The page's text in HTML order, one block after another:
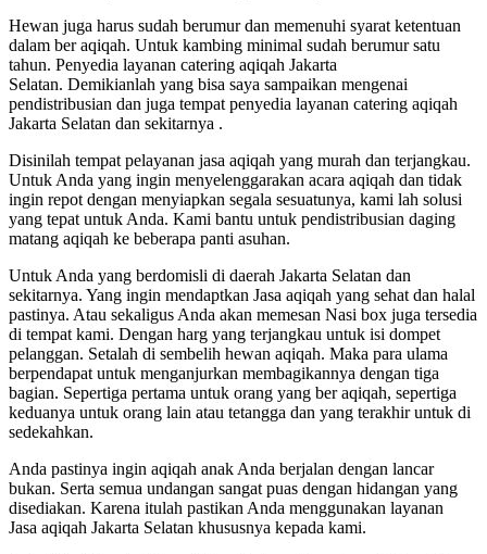
Hewan juga harus sudah berumur dan memenuhi syarat ketentuan
dalam ber aqiqah. Untuk kambing minimal sudah berumur satu
tahun. Penyedia layanan catering aqiqah Jakarta
Selatan. Demikianlah yang bisa saya sampaikan mengenai
pendistribusian dan juga tempat penyedia layanan catering aqiqah
Jakarta Selatan dan sekitarnya .
Disinilah tempat pelayanan jasa aqiqah yang murah dan terjangkau.
Untuk Anda yang ingin menyelenggarakan acara aqiqah dan tidak
ingin repot dengan menyiapkan segala sesuatunya, kami lah solusi
yang tepat untuk Anda. Kami bantu untuk pendistribusian daging
matang aqiqah ke beberapa panti asuhan.
Untuk Anda yang berdomisli di daerah Jakarta Selatan dan
sekitarnya. Yang ingin mendaptkan Jasa aqiqah yang sehat dan halal
pastinya. Atau sekaligus Anda akan memesan Nasi box juga tersedia
di tempat kami. Dengan harg yang terjangkau untuk isi dompet
pelanggan. Setalah di sembelih hewan aqiqah. Maka para ulama
berpendapat untuk menganjurkan membagikannya dengan tiga
bagian. Sepertiga pertama untuk orang yang ber aqiqah, sepertiga
keduanya untuk orang lain atau tetangga dan yang terakhir untuk di
sedekahkan.
Anda pastinya ingin aqiqah anak Anda berjalan dengan lancar
bukan. Serta semua undangan sangat puas dengan hidangan yang
disediakan. Karena itulah pastikan Anda menggunakan layanan
Jasa aqiqah Jakarta Selatan khususnya kepada kami.